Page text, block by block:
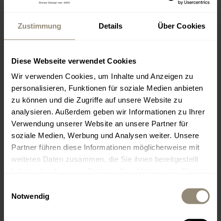
Zustimmung Details Über Cookies
Diese Webseite verwendet Cookies
Wir verwenden Cookies, um Inhalte und Anzeigen zu
personalisieren, Funktionen für soziale Medien anbieten
zu können und die Zugriffe auf unsere Website zu
analysieren. Außerdem geben wir Informationen zu Ihrer
Verwendung unserer Website an unsere Partner für
soziale Medien, Werbung und Analysen weiter. Unsere
Partner führen diese Informationen möglicherweise mit
weiteren Daten zusammen, die Sie ihnen bereitgestellt
Notwendig
MALLORCA
www.livingdreams.eu
LIVINGDREAMS MALLORCA
2Showroom & Signature Store Palma
Office, Beratung, Verkauf
Carrer de Llucmajor 1
Die Öffnungszeiten variieren je nach Saison.